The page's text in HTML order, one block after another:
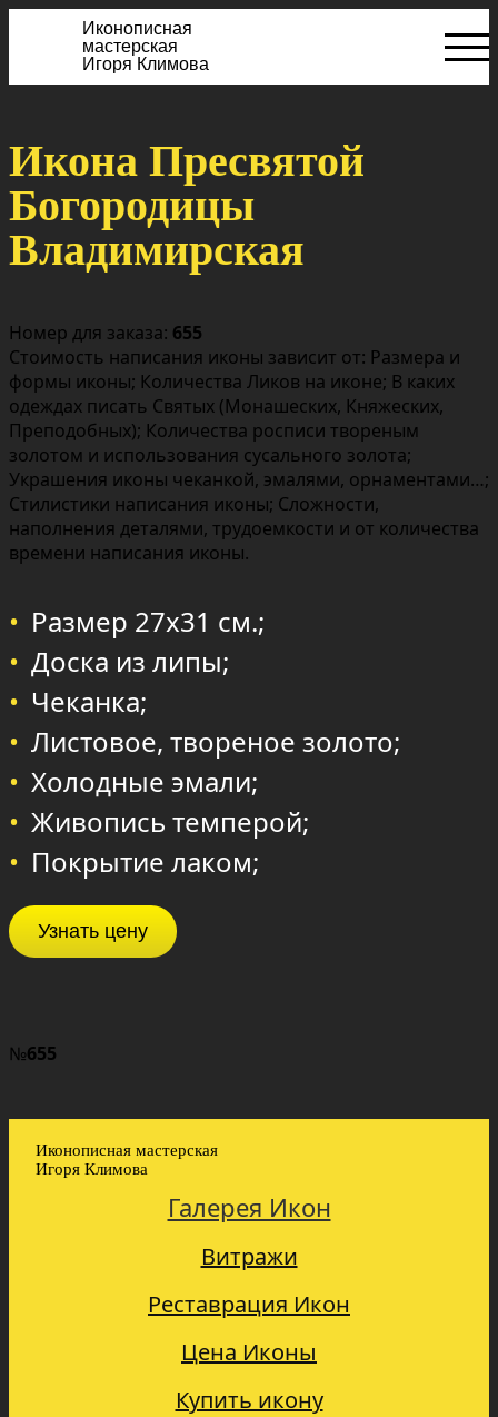
Иконописная
мастерская
Игоря Климова
Икона Пресвятой
Богородицы
Владимирская
Номер для заказа: 655
Стоимость написания иконы зависит от: Размера и
формы иконы; Количества Ликов на иконе; В каких
одеждах писать Святых (Монашеских, Княжеских,
Преподобных); Количества росписи твореным
золотом и использования сусального золота;
Украшения иконы чеканкой, эмалями, орнаментами…;
Стилистики написания иконы; Сложности,
наполнения деталями, трудоемкости и от количества
времени написания иконы.
Размер 27х31 см.;
Доска из липы;
Чеканка;
Листовое, твореное золото;
Холодные эмали;
Живопись темперой;
Покрытие лаком;
Узнать цену
№655
Иконописная мастерская
Игоря Климова
Галерея Икон
Витражи
Реставрация Икон
Цена Иконы
Купить икону